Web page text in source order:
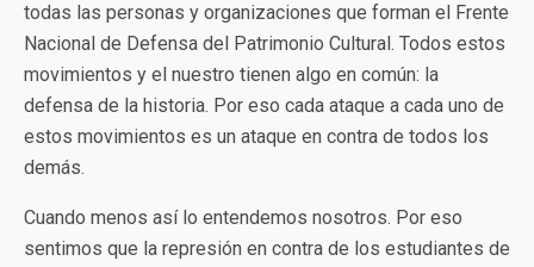
todas las personas y organizaciones que forman el Frente
Nacional de Defensa del Patrimonio Cultural. Todos estos
movimientos y el nuestro tienen algo en común: la
defensa de la historia. Por eso cada ataque a cada uno de
estos movimientos es un ataque en contra de todos los
demás.
Cuando menos así lo entendemos nosotros. Por eso
sentimos que la represión en contra de los estudiantes de